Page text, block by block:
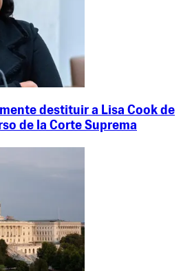
destituir a Lisa Cook de
de la Corte Suprema